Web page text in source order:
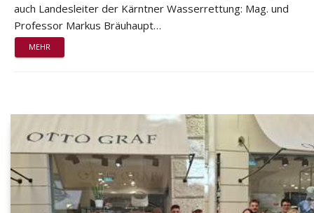
auch Landesleiter der Kärntner Wasserrettung: Mag. und
Professor Markus Bräuhaupt…
MEHR